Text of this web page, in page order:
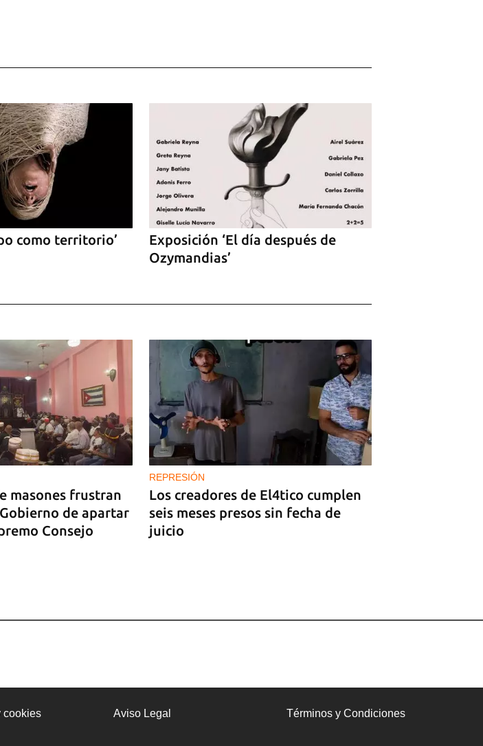
como territorio’
Exposición ‘El día después de
Ozymandias’
masones frustran
de apartar
Consejo
REPRESIÓN
Los creadores de El4tico cumplen
seis meses presos sin fecha de
juicio
cookies Aviso Legal Términos y Condiciones